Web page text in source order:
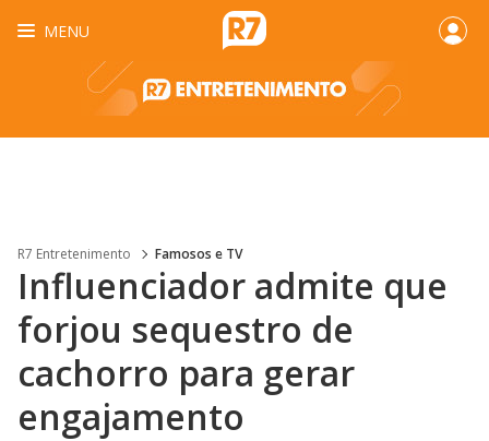
MENU
R7 Entretenimento Famosos e TV
Influenciador admite que
forjou sequestro de
cachorro para gerar
engajamento